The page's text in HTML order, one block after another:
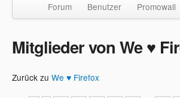
Forum Benutzer Promowall
Mitglieder von We ♥
Zurück zu We ♥ Firefox